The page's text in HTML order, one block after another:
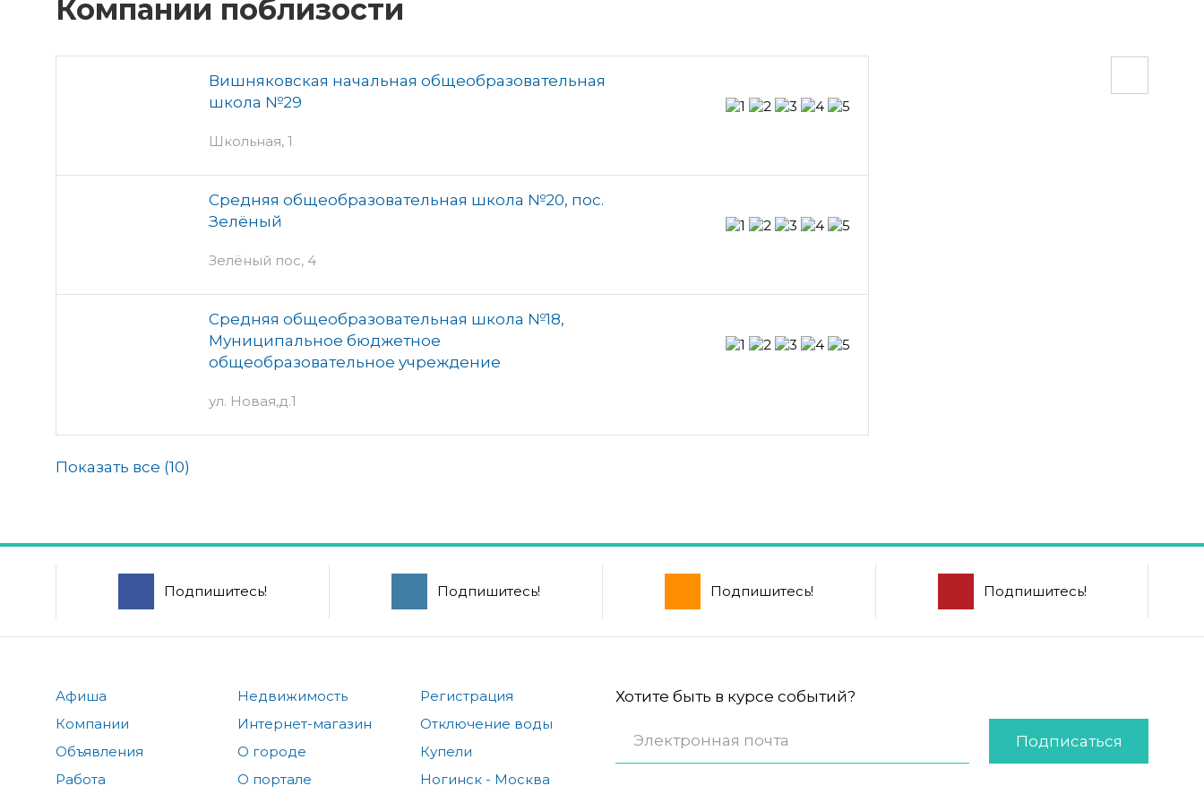
Компании поблизости
Вишняковская начальная общеобразовательная
школа №29
Школьная, 1
Средняя общеобразовательная школа №20, пос.
Зелёный
Зелёный пос, 4
Средняя общеобразовательная школа №18,
Муниципальное бюджетное
общеобразовательное учреждение
ул. Новая,д.1
Показать все (10)
Подпишитесь! Подпишитесь! Подпишитесь! Подпишитесь!
Афиша
Компании
Объявления
Работа
Недвижимость
Интернет-магазин
О городе
О портале
Регистрация
Отключение воды
Купели
Ногинск - Москва
Хотите быть в курсе событий?
Подписаться